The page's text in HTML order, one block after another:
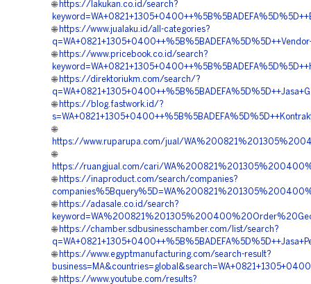
🌐 https://lakukan.co.id/search?
🌐 https://www.jualaku.id/all-categories?
🌐 https://www.pricebook.co.id/search?
🌐 https://direktoriukm.com/search/?
🌐 https://blog.fastwork.id/?
🌐
https://www.ruparupa.com/jual/
🌐
https://ruangjual.com/cari/
🌐 https://inaproduct.com/search/companies?
🌐 https://adasale.co.id/search?
🌐 https://chamber.sdbusinesschamber.com/list/search?
🌐 https://www.egyptmanufacturing.com/search-result?
🌐 https://www.youtube.com/results?